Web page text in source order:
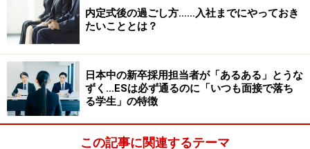
1 / 2 次のページへ
内定式後の過ごし方……入社までにやっておき
たいこととは？
日本中の新卒採用担当者が「あるある」とうな
ずく…ESは必ず通るのに「いつも面接で落ち
る学生」の特徴
この記事に関連するテーマ